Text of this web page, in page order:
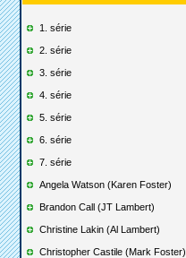
1. série
2. série
3. série
4. série
5. série
6. série
7. série
Angela Watson (Karen Foster)
Brandon Call (JT Lambert)
Christine Lakin (Al Lambert)
Christopher Castile (Mark Foster)